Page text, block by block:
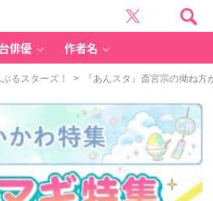
俳優 作者名
るスターズ！ > 『あんスタ』斎宮宗の拗ね方